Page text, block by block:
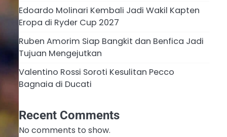
Edoardo Molinari Kembali Jadi Wakil Kapten
Eropa di Ryder Cup 2027
Ruben Amorim Siap Bangkit dan Benfica Jadi
Tujuan Mengejutkan
Valentino Rossi Soroti Kesulitan Pecco
Bagnaia di Ducati
Recent Comments
No comments to show.